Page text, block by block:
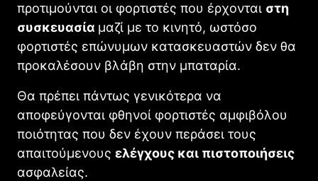
προτιμούνται οι φορτιστές που έρχονται στη
συσκευασία μαζί με το κινητό, ωστόσο
φορτιστές επώνυμων κατασκευαστών δεν θα
προκαλέσουν βλάβη στην μπαταρία.
Θα πρέπει πάντως γενικότερα να
αποφεύγονται φθηνοί φορτιστές αμφιβόλου
ποιότητας που δεν έχουν περάσει τους
απαιτούμενους ελέγχους και πιστοποιήσεις
ασφαλείας.